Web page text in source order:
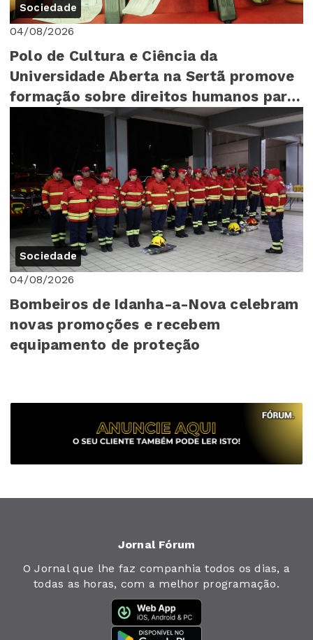
Sociedade
04/08/2026
Polo de Cultura e Ciência da
Universidade Aberta na Sertã promove
formação sobre direitos humanos para
mais de 140 cr...
Sociedade
04/08/2026
Bombeiros de Idanha-a-Nova celebram
novas promoções e recebem
equipamento de proteção
Jornal Fórum
O Jornal que lhe faz companhia todos os dias, a
todas as horas, com a melhor programação.